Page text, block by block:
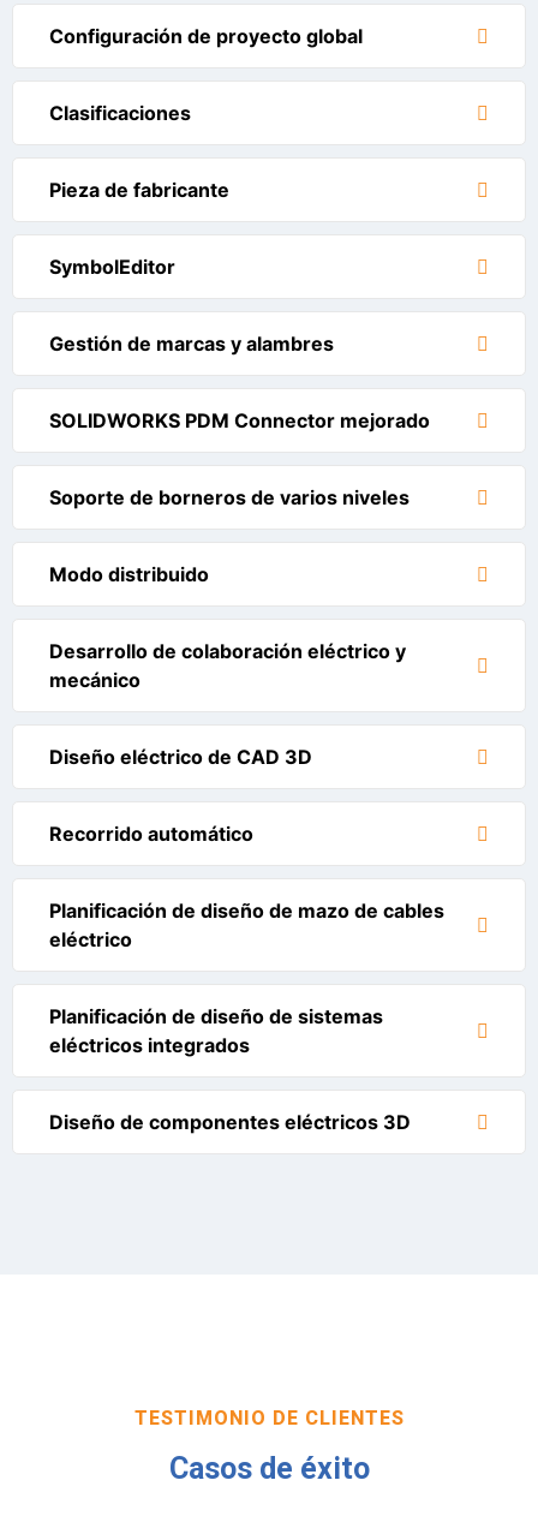
Configuración de proyecto global
Clasificaciones
Pieza de fabricante
SymbolEditor
Gestión de marcas y alambres
SOLIDWORKS PDM Connector mejorado
Soporte de borneros de varios niveles
Modo distribuido
Desarrollo de colaboración eléctrico y
mecánico
Diseño eléctrico de CAD 3D
Recorrido automático
Planificación de diseño de mazo de cables
eléctrico
Planificación de diseño de sistemas
eléctricos integrados
Diseño de componentes eléctricos 3D
TESTIMONIO DE CLIENTES
Casos de éxito